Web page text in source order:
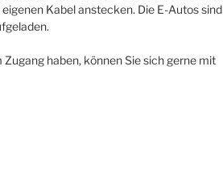
Kabel anstecken. Die E-Autos sind
haben, können Sie sich gerne mit